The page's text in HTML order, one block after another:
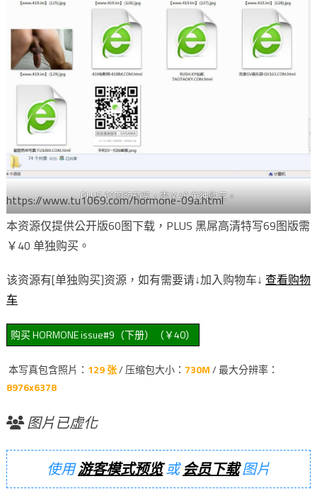
PLUS 69图版预览，需￥40 单独购买。
https://www.tu1069.com/hormone-09a.html
本资源仅提供公开版60图下载，PLUS 黑屌高清特写69图版需
￥40 单独购买。
该资源有[单独购买]资源，如有需要请↓加入购物车↓ 查看购物
车
本写真包含照片： 129 张/ 压缩包大小： 730M/ 最大分辨率：
8976x6378
图片已虚化
使用游客模式预览或会员下载图片